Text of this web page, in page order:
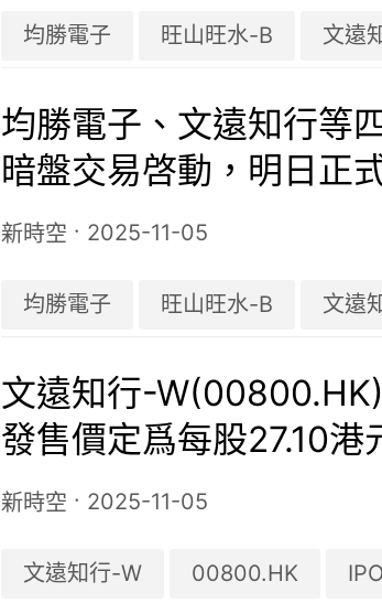
均勝電子 旺山旺水-B 文遠
均勝電子、文遠知行等
暗盤交易啓動，明日正
交所
新時空 · 2025-11-05
均勝電子 旺山旺水-B 文遠
文遠知行-
發售價定爲每股27.10港
11月6日掛牌交易
新時空 · 2025-11-05
文遠知行-W 00800.HK IPO